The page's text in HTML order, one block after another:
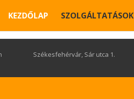
KEZDŐLAP SZOLGÁLTATÁSOK
Székesfehérvár, Sár utca 1.